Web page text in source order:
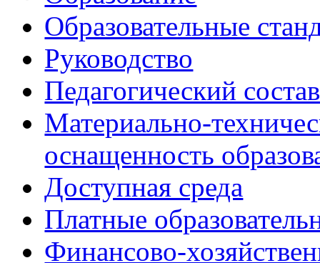
Образовательные
Руководство
Педагогический состав
Материально-
оснащенность
Доступная среда
Платные
Финансово-